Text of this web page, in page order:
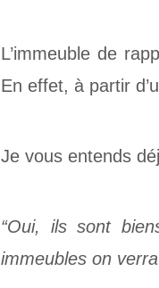
L’immeuble de
En effet, à partir
Je vous entends
“Oui, ils sont
immeubles on